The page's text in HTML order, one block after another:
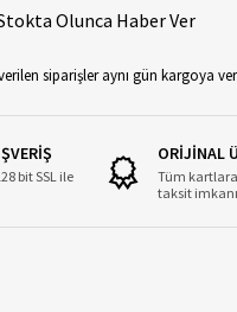
Olunca Haber Ver
siparişler aynı gün kargoya
bit SSL ile
ORİJİNAL
Tüm kartlara
taksit imkanı